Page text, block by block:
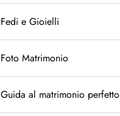
Fedi e Gioielli
Foto Matrimonio
Guida al matrimonio perfetto